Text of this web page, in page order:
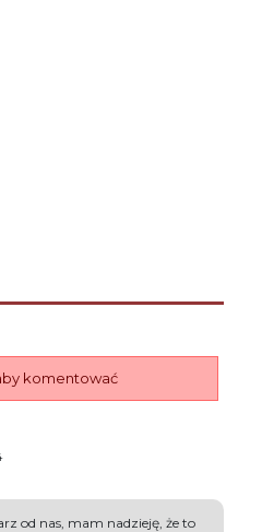
komentować
od nas, mam nadzieję, że to